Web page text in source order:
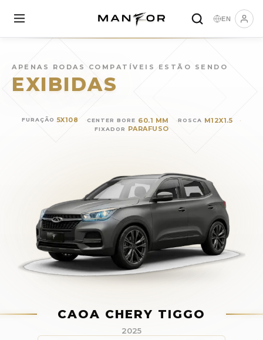
EN
APENAS RODAS COMPATÍVEIS ESTÃO SENDO
EXIBIDAS
FURAÇÃO 5X108 CENTER BORE 60.1 MM ROSCA M12X1.5
FIXADOR PARAFUSO
CAOA CHERY TIGGO
2025